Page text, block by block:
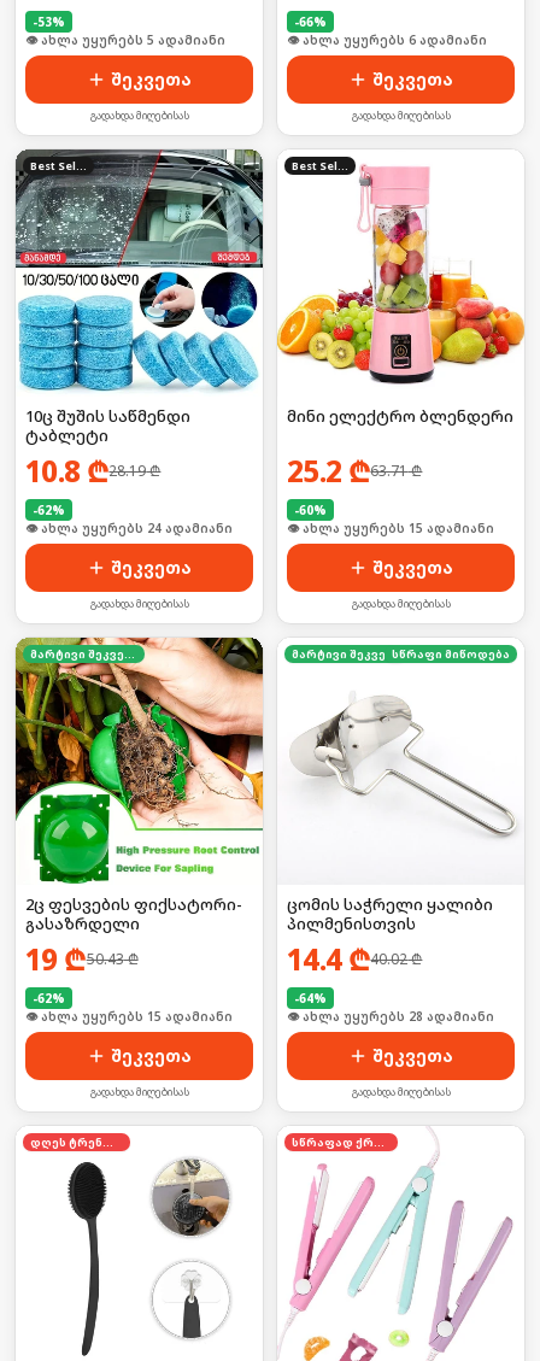
-53%
🛒 ბოლო 24სთ-ში იყიდა 11-მა
შეკვეთა
გადახდა მიღებისას
-66%
🛒 ბოლო 24სთ-ში იყიდა 6-მა
შეკვეთა
გადახდა მიღებისას
Best Seller
10ც შუშის საწმენდი
ტაბლეტი
10.8 ₾28.19₾
-62%
🛒 ბოლო 24სთ-ში იყიდა 31-მა
შეკვეთა
გადახდა მიღებისას
Best Seller
მინი ელექტრო ბლენდერი
25.2 ₾63.71₾
-60%
🛒 ბოლო 24სთ-ში იყიდა 22-მა
შეკვეთა
გადახდა მიღებისას
მარტივი შეკვეთა
2ც ფესვების ფიქსატორი-
გასაზრდელი
19 ₾50.43₾
-62%
👁 ახლა უყურებს 15 ადამიანი
შეკვეთა
გადახდა მიღებისას
მარტივი შეკვეთასწრაფი მიწოდება
ცომის საჭრელი ყალიბი
პილმენისთვის
14.4₾40.02₾
-64%
🛒 ბოლო 24სთ-ში იყიდა 38-მა
შეკვეთა
გადახდა მიღებისას
დღეს ტრენდში სწრაფად ქრება